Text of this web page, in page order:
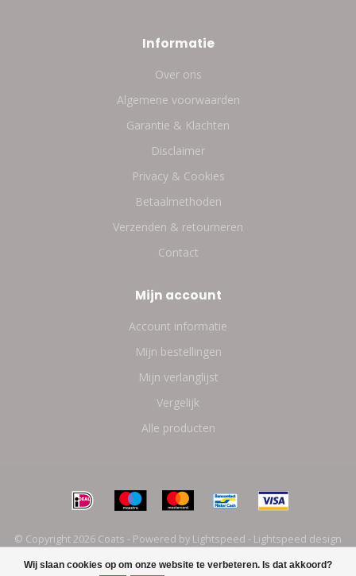
Wij slaan cookies op om onze website te verbeteren. Is dat akkoord?
Informatie
Over ons
Algemene voorwaarden
Garantie & Klachten
Disclaimer
Privacy & Cookies
Betaalmethoden
Verzenden & retourneren
Contact
Mijn account
Account informatie
Mijn bestellingen
Mijn verlanglijst
Vergelijk
Alle producten
© Copyright 2026 Coats - Powered by Lightspeed - Lightspeed design
byDyvelopment
FILTERS